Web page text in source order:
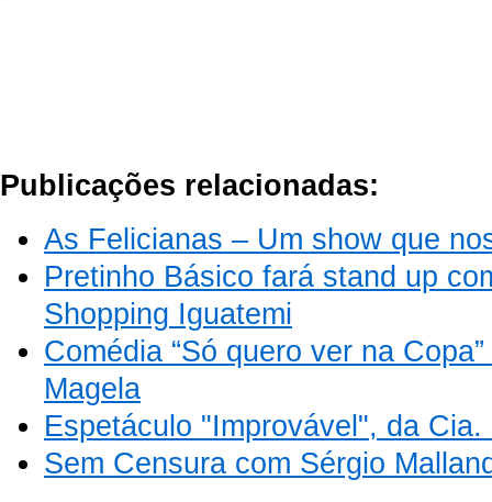
Publicações relacionadas:
As Felicianas – Um show que
Pretinho Básico fará stand up
Shopping Iguatemi
Comédia “Só quero ver na
Magela
Espetáculo "Improvável", da
Sem Censura com Sérgio